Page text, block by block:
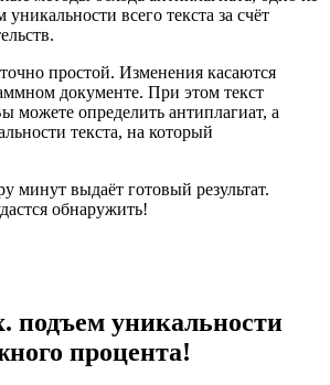
уникальности всего текста за счёт
простой. Изменения касаются
документе. При этом текст
можете определить антиплагиат, а
текста, на который
минут выдаёт готовый результат.
обнаружить!
подъем уникальности
процента!